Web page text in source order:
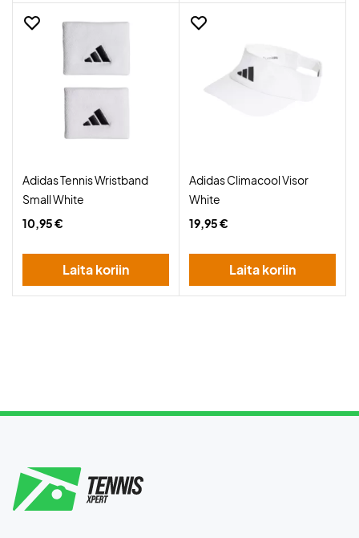
Adidas Tennis Wristband
Small White
10,95 €
Laita koriin
Adidas Climacool Visor
White
19,95 €
Laita koriin